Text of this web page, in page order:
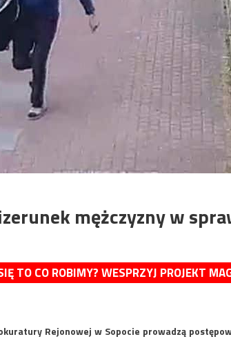
mężczyzny w
TO CO ROBIMY? WESPRZYJ PROJEKT
Rejonowej w Sopocie prowadzą